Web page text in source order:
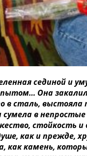
сединой и
Она
в сталь, выстояла
сумела в
стойкость и
как и прежде,
как камень,